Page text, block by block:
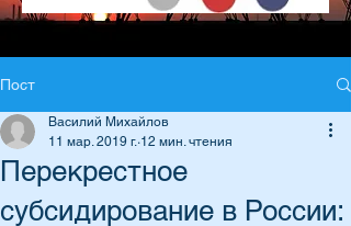
Пост
Перекрестное
субсидирование в России:
Василий Михайлов
11 мар. 2019 г. 12 мин. чтения